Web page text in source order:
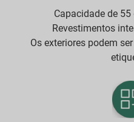
Capacidade de
Revestimentos
Os exteriores podem